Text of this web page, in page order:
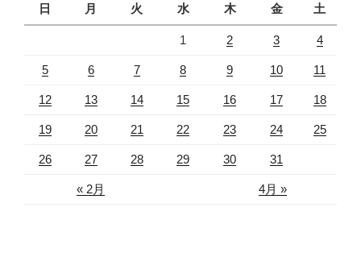
日
月 火 水 木 金 土
« 2月 4月 »
1 2 3 4
5 6 7 8 9 10 11
12 13 14 15 16 17 18
19 20 21 22 23 24 25
26 27 28 29 30 31